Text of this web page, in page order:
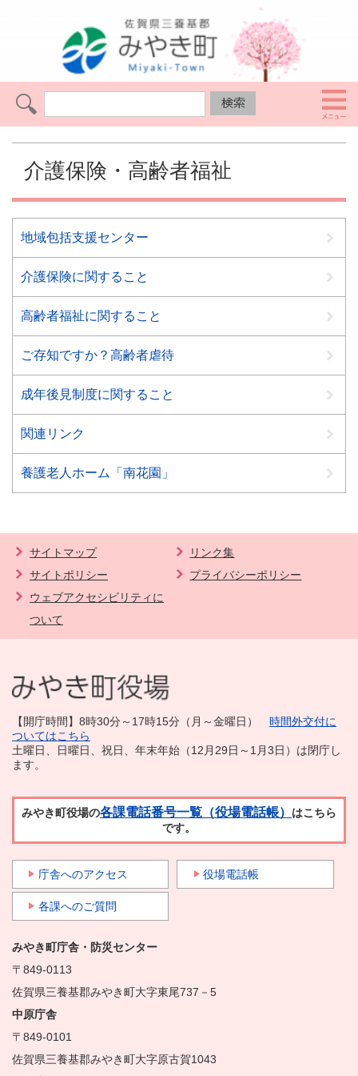
介護保険・高齢者福祉
地域包括支援センター
介護保険に関すること
高齢者福祉に関すること
ご存知ですか？高齢者虐待
成年後見制度に関すること
関連リンク
養護老人ホーム「南花園」
サイトマップ
リンク集
サイトポリシー
プライバシーポリシー
ウェブアクセシビリティに
ついて
【開庁時間】8時30分～17時15分（月～金曜日） 時間外交付に
ついてはこちら
土曜日、日曜日、祝日、年末年始（12月29日～1月3日）は閉庁し
ます。
みやき町役場の各課電話番号一覧（役場電話帳） はこちら
です。
庁舎へのアクセス 役場電話帳
各課へのご質問
みやき町庁舎・防災センター
〒849-0113
佐賀県三養基郡みやき町大字東尾737－5
中原庁舎
〒849-0101
佐賀県三養基郡みやき町大字原古賀1043